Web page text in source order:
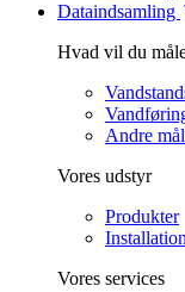
Dataindsamling
Hvad vil du
Andre
Vores udstyr
Produkter
Vores services